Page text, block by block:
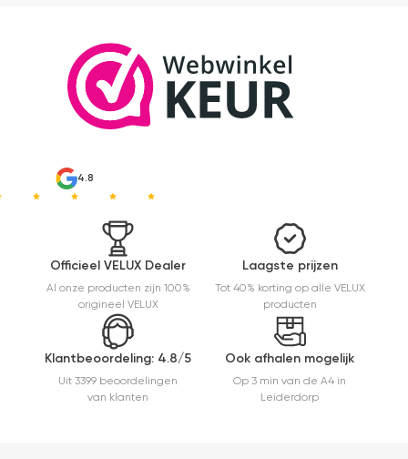
4.8
Officieel VELUX Dealer
Al onze producten zijn 100%
origineel VELUX
Laagste prijzen
Tot 40% korting op alle VELUX
producten
Klantbeoordeling: 4.8/5
Uit 3399 beoordelingen
van klanten
Ook afhalen mogelijk
Op 3 min van de A4 in
Leiderdorp